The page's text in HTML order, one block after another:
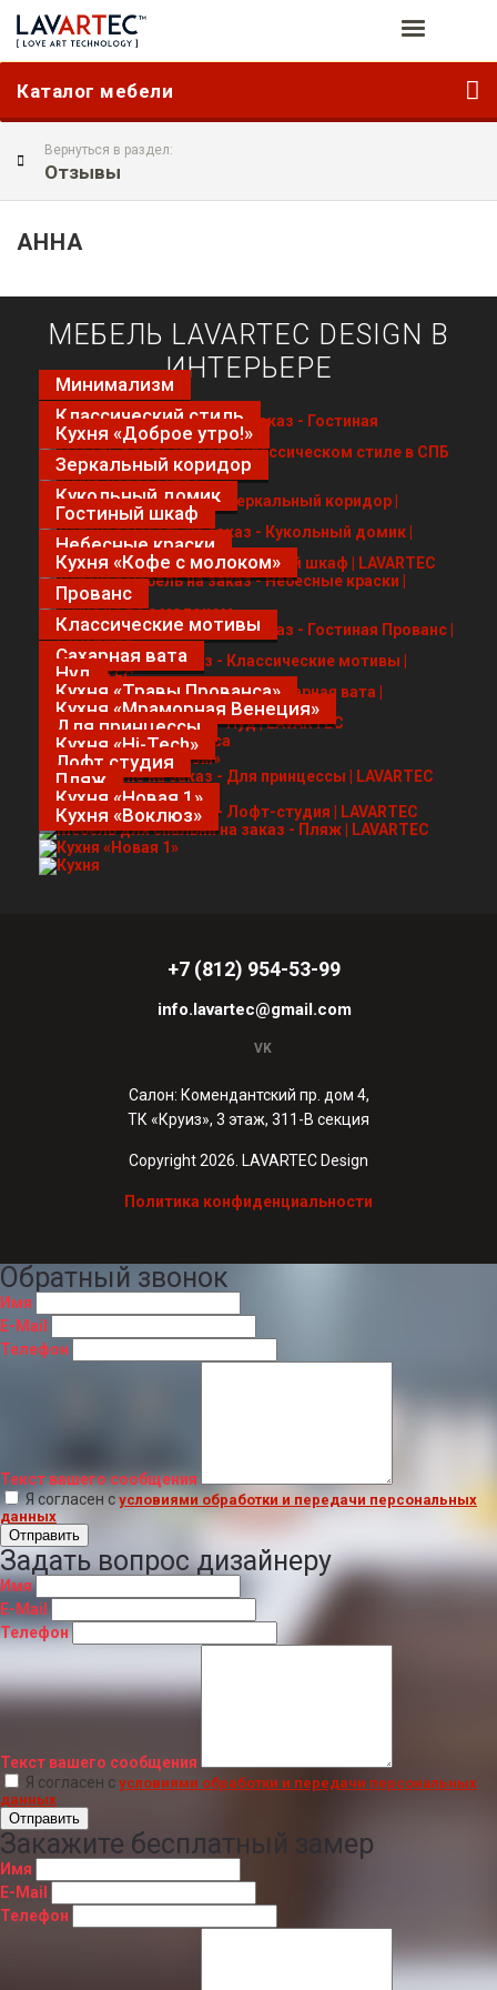
Каталог мебели
Вернуться в раздел:
Отзывы
АННА
МЕБЕЛЬ LAVARTEC DESIGN В
ИНТЕРЬЕРЕ
Минимализм
Классический стиль
Кухня «Доброе утро!»
Зеркальный коридор
Кукольный домик
Гостиный шкаф
Небесные краски
Кухня «Кофе с молоком»
Прованс
Классические мотивы
Сахарная вата
Нуд
Кухня «Травы Прованса»
Кухня «Мраморная Венеция»
Для принцессы
Кухня «Hi-Tech»
Лофт студия
Пляж
Кухня «Новая 1»
Кухня «Воклюз»
+7 (812) 954-53-99
info.lavartec@gmail.com
VK
Салон: Комендантский пр. дом 4,
ТК «Круиз», 3 этаж, 311-В секция
Copyright 2026. LAVARTEC Design
Политика конфиденциальности
Обратный звонок
Имя
E-Mail
Телефон
Текст вашего сообщения
Я согласен с условиями обработки и передачи персональных
данных
Отправить
Задать вопрос дизайнеру
Имя
E-Mail
Телефон
Текст вашего сообщения
Я согласен с условиями обработки и передачи персональных
данных
Отправить
Закажите бесплатный замер
Имя
E-Mail
Телефон